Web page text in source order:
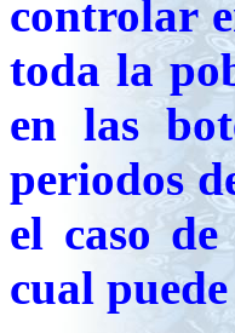
controlar
toda la
en las
periodos
el caso
cual